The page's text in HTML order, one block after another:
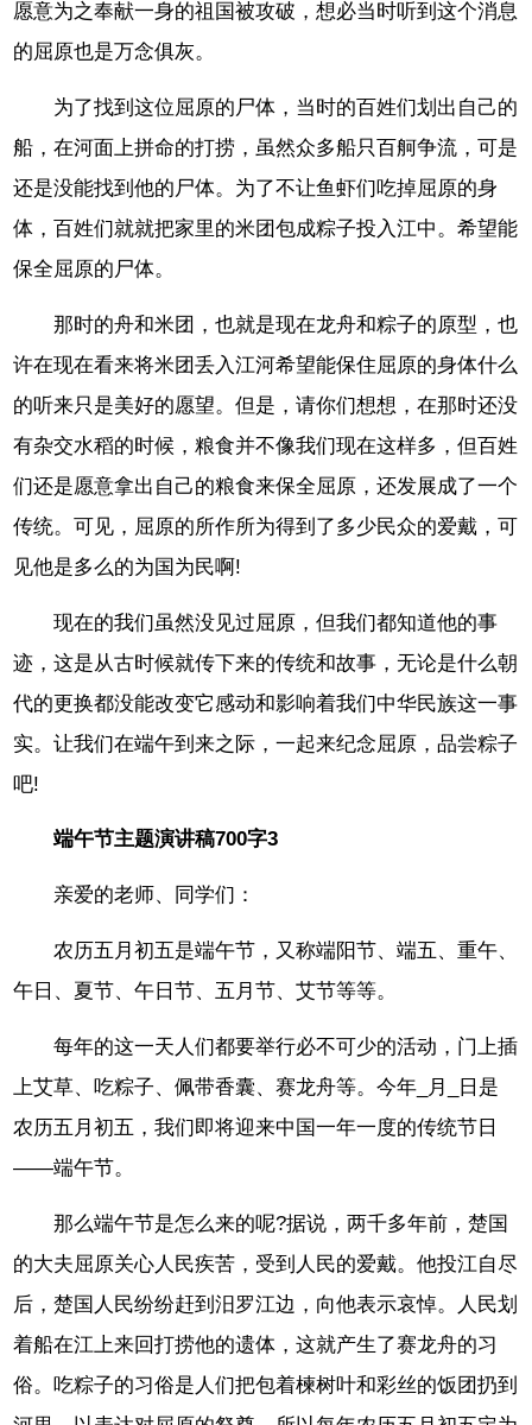
愿意为之奉献一身的祖国被攻破，想必当时听到这个消息
的屈原也是万念俱灰。
为了找到这位屈原的尸体，当时的百姓们划出自己的
船，在河面上拼命的打捞，虽然众多船只百舸争流，可是
还是没能找到他的尸体。为了不让鱼虾们吃掉屈原的身
体，百姓们就就把家里的米团包成粽子投入江中。希望能
保全屈原的尸体。
那时的舟和米团，也就是现在龙舟和粽子的原型，也
许在现在看来将米团丢入江河希望能保住屈原的身体什么
的听来只是美好的愿望。但是，请你们想想，在那时还没
有杂交水稻的时候，粮食并不像我们现在这样多，但百姓
们还是愿意拿出自己的粮食来保全屈原，还发展成了一个
传统。可见，屈原的所作所为得到了多少民众的爱戴，可
见他是多么的为国为民啊!
现在的我们虽然没见过屈原，但我们都知道他的事
迹，这是从古时候就传下来的传统和故事，无论是什么朝
代的更换都没能改变它感动和影响着我们中华民族这一事
实。让我们在端午到来之际，一起来纪念屈原，品尝粽子
吧!
端午节主题演讲稿700字3
亲爱的老师、同学们：
农历五月初五是端午节，又称端阳节、端五、重午、
午日、夏节、午日节、五月节、艾节等等。
每年的这一天人们都要举行必不可少的活动，门上插
上艾草、吃粽子、佩带香囊、赛龙舟等。今年_月_日是
农历五月初五，我们即将迎来中国一年一度的传统节日
——端午节。
那么端午节是怎么来的呢?据说，两千多年前，楚国
的大夫屈原关心人民疾苦，受到人民的爱戴。他投江自尽
后，楚国人民纷纷赶到汨罗江边，向他表示哀悼。人民划
着船在江上来回打捞他的遗体，这就产生了赛龙舟的习
俗。吃粽子的习俗是人们把包着楝树叶和彩丝的饭团扔到